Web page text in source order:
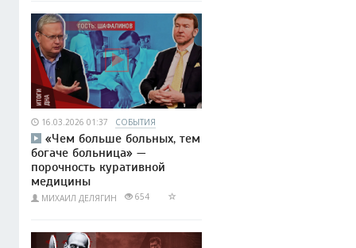
16.03.2026 01:37 СОБЫТИЯ
«Чем больше больных, тем
богаче больница» —
порочность куративной
медицины
МИХАИЛ ДЕЛЯГИН 654